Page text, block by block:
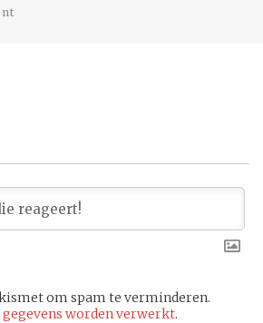
om spam te verminderen.
worden verwerkt.